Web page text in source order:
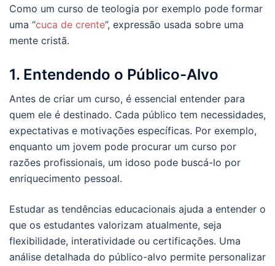
Como um curso de teologia por exemplo pode formar
uma “cuca de crente”, expressão usada sobre uma
mente cristã.
1. Entendendo o Público-Alvo
Antes de criar um curso, é essencial entender para
quem ele é destinado. Cada público tem necessidades,
expectativas e motivações específicas. Por exemplo,
enquanto um jovem pode procurar um curso por
razões profissionais, um idoso pode buscá-lo por
enriquecimento pessoal.
Estudar as tendências educacionais ajuda a entender o
que os estudantes valorizam atualmente, seja
flexibilidade, interatividade ou certificações. Uma
análise detalhada do público-alvo permite personalizar